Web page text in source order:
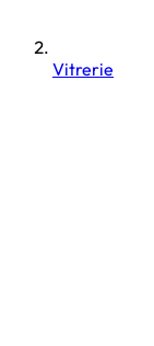
Vitrerie